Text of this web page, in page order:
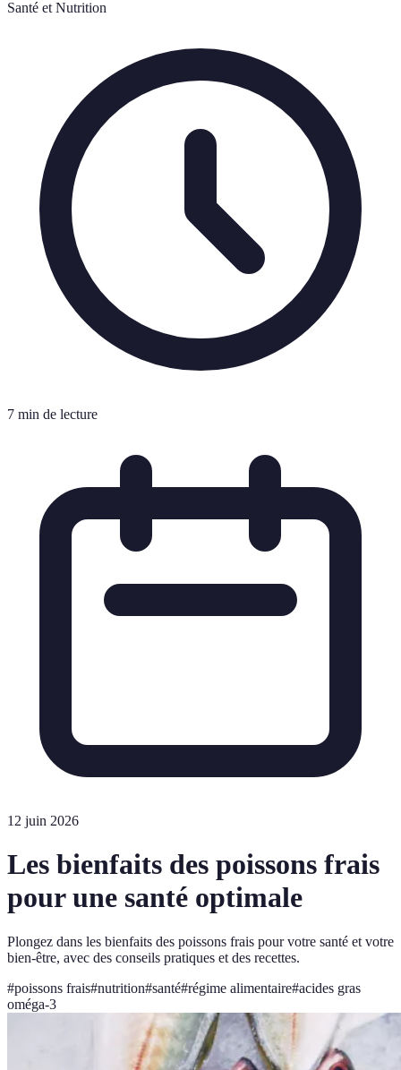
Santé et Nutrition
7 min de lecture
12 juin 2026
Les bienfaits des poissons frais
pour une santé optimale
Plongez dans les bienfaits des poissons frais pour votre santé et votre
bien-être, avec des conseils pratiques et des recettes.
#poissons frais#nutrition#santé#régime alimentaire#acides gras
oméga-3